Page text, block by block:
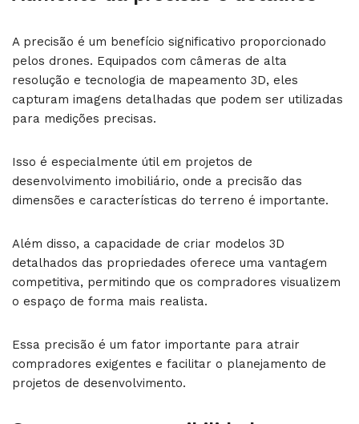
A precisão é um benefício significativo proporcionado
pelos drones. Equipados com câmeras de alta
resolução e tecnologia de mapeamento 3D, eles
capturam imagens detalhadas que podem ser utilizadas
para medições precisas.
Isso é especialmente útil em projetos de
desenvolvimento imobiliário, onde a precisão das
dimensões e características do terreno é importante.
Além disso, a capacidade de criar modelos 3D
detalhados das propriedades oferece uma vantagem
competitiva, permitindo que os compradores visualizem
o espaço de forma mais realista.
Essa precisão é um fator importante para atrair
compradores exigentes e facilitar o planejamento de
projetos de desenvolvimento.